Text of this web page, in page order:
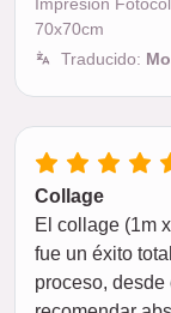
70x70cm
Traducido:
Collage
El collage (1m
fue un éxito
proceso,